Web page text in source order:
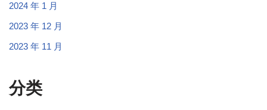
2024 年 1 月
2023 年 12 月
2023 年 11 月
分类